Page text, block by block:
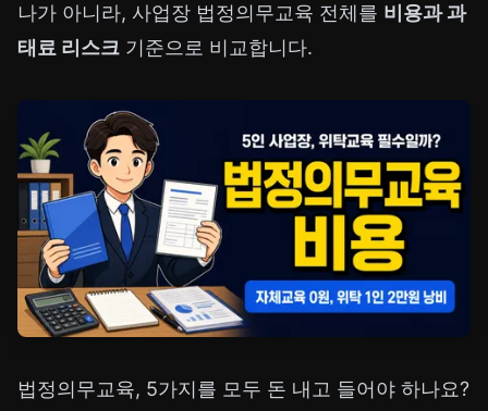
나가 아니라, 사업장 법정의무교육 전체를 비용과 과
태료 리스크 기준으로 비교합니다.
법정의무교육, 5가지를 모두 돈 내고 들어야 하나요?